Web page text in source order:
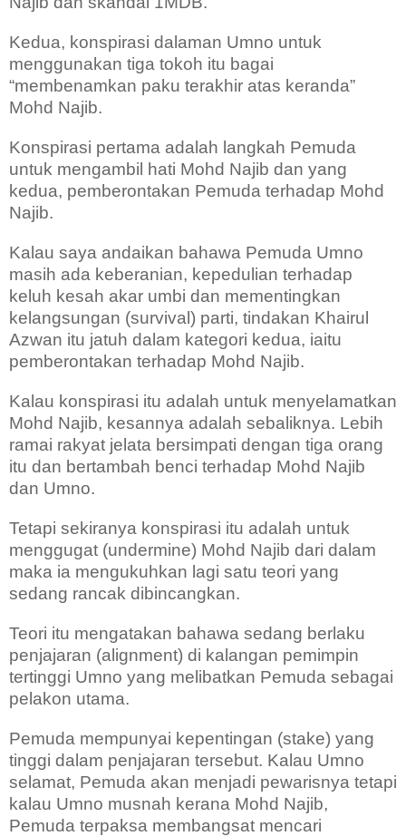
Kedua, konspirasi dalaman Umno untuk
menggunakan tiga tokoh itu bagai
“membenamkan paku terakhir atas keranda”
Mohd Najib.
Konspirasi pertama adalah langkah Pemuda
untuk mengambil hati Mohd Najib dan yang
kedua, pemberontakan Pemuda terhadap Mohd
Najib.
Kalau saya andaikan bahawa Pemuda Umno
masih ada keberanian, kepedulian terhadap
keluh kesah akar umbi dan mementingkan
kelangsungan (survival) parti, tindakan Khairul
Azwan itu jatuh dalam kategori kedua, iaitu
pemberontakan terhadap Mohd Najib.
Kalau konspirasi itu adalah untuk menyelamatkan
Mohd Najib, kesannya adalah sebaliknya. Lebih
ramai rakyat jelata bersimpati dengan tiga orang
itu dan bertambah benci terhadap Mohd Najib
dan Umno.
Tetapi sekiranya konspirasi itu adalah untuk
menggugat (undermine) Mohd Najib dari dalam
maka ia mengukuhkan lagi satu teori yang
sedang rancak dibincangkan.
Teori itu mengatakan bahawa sedang berlaku
penjajaran (alignment) di kalangan pemimpin
tertinggi Umno yang melibatkan Pemuda sebagai
pelakon utama.
Pemuda mempunyai kepentingan (stake) yang
tinggi dalam penjajaran tersebut. Kalau Umno
selamat, Pemuda akan menjadi pewarisnya tetapi
kalau Umno musnah kerana Mohd Najib,
Pemuda terpaksa membangsat mencari